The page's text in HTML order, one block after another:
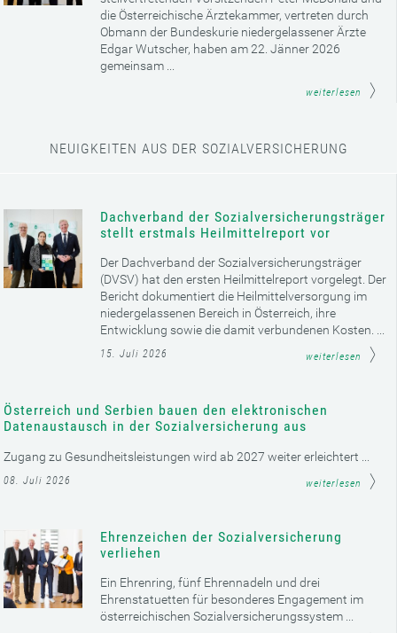
die Österreichische Ärztekammer, vertreten durch
Obmann der Bundeskurie niedergelassener Ärzte
Edgar Wutscher, haben am 22. Jänner 2026
gemeinsam ...
weiterlesen
NEUIGKEITEN AUS DER SOZIALVERSICHERUNG
Dachverband der Sozialversicherungsträger
stellt erstmals Heilmittelreport vor
Der Dachverband der Sozialversicherungsträger
(DVSV) hat den ersten Heilmittelreport vorgelegt. Der
Bericht dokumentiert die Heilmittelversorgung im
niedergelassenen Bereich in Österreich, ihre
Entwicklung sowie die damit verbundenen Kosten. ...
15. Juli 2026 weiterlesen
Österreich und Serbien bauen den elektronischen
Datenaustausch in der Sozialversicherung aus
Zugang zu Gesundheitsleistungen wird ab 2027 weiter erleichtert ...
08. Juli 2026 weiterlesen
Ehrenzeichen der Sozialversicherung
verliehen
Ein Ehrenring, fünf Ehrennadeln und drei
Ehrenstatuetten für besonderes Engagement im
österreichischen Sozialversicherungssystem ...